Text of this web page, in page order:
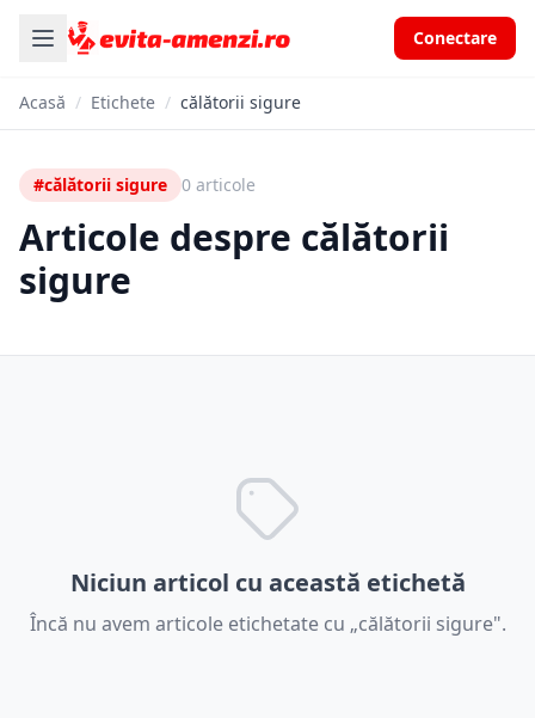
Conectare
Acasă / Etichete / călătorii sigure
#călătorii sigure 0 articole
Articole despre călătorii
sigure
Niciun articol cu această etichetă
Încă nu avem articole etichetate cu „călătorii sigure".